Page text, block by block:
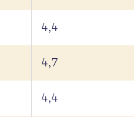
4,4
4,7
4,4